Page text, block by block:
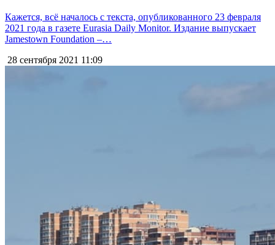
Кажется, всё началось с текста, опубликованного 23 февраля
2021 года в газете Eurasia Daily Monitor. Издание выпускает
Jamestown Foundation –…
28 сентября 2021 11:09